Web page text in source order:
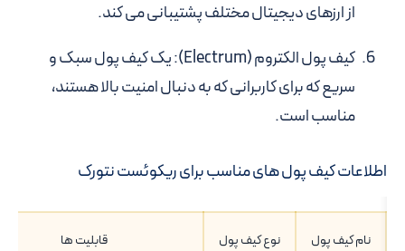
از ارزهای دیجیتال مختلف پشتیبانی می کند.
کیف پول الکتروم (Electrum)
: یک کیف پول سبک و
سریع که برای کاربرانی که به دنبال امنیت بالا هستند،
مناسب است.
اطلاعات کیف پول های مناسب برای ریکوئست نتورک
نام کیف پول نوع کیف پول قابلیت ها